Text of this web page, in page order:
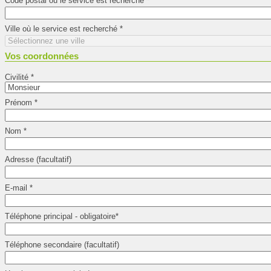
Ville où le service est recherché*
Vos coordonnées
Civilité*
Prénom*
Nom*
Adresse (facultatif)
E-mail*
Téléphone principal - obligatoire*
Téléphone secondaire (facultatif)